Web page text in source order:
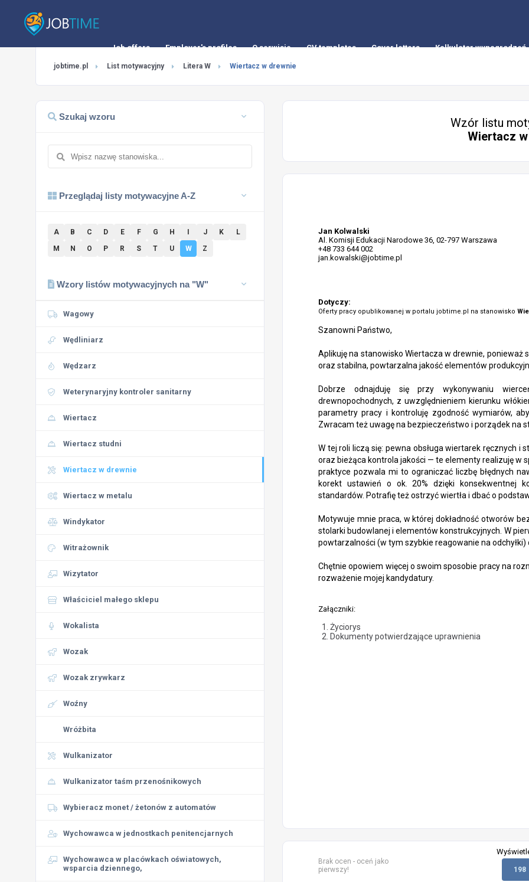
Job offers Employer's profiles O serwisie CV templates Cover letters Kalkulator wynagrodzeń
jobtime.pl List motywacyjny Litera W Wiertacz w drewnie
Szukaj wzoru
Przeglądaj listy motywacyjne A-Z
A B C D E F G H J K
L
M
N O P R S T U W Z
Wzory listów motywacyjnych na "W"
Wagowy
Wędliniarz
Wędzarz
Weterynaryjny kontroler sanitarny
Wiertacz
Wiertacz studni
Wiertacz w drewnie
Wiertacz w metalu
Windykator
Witrażownik
Wizytator
Właściciel małego sklepu
Wokalista
Wozak
Wozak zrywkarz
Woźny
Wróżbita
Wulkanizator
Wulkanizator taśm przenośnikowych
Wybieracz monet / żetonów z automatów
Wychowawca w jednostkach penitencjarnych
Wychowawca w placówkach oświatowych,
wsparcia dziennego,
Wzór listu
Wiertacz
Jan Kolwalski
Al. Komisji Edukacji Narodowe 36, 02-797 Warszawa
+48 733 644 002
jan.kowalski@jobtime.pl
Dotyczy:
Oferty pracy opublikowanej w portalu jobtime.pl na stanowisko
Szanowni Państwo,
Aplikuję na stanowisko Wiertacza w drewnie, ponieważ
oraz stabilna, powtarzalna jakość elementów
Dobrze odnajduję się przy wykonywaniu
drewnopochodnych, z uwzględnieniem kierunku
parametry pracy i kontroluję zgodność wymiarów,
Zwracam też uwagę na bezpieczeństwo i porządek na
W tej roli liczą się: pewna obsługa wiertarek ręcznych
oraz bieżąca kontrola jakości — te elementy realizuję w
praktyce pozwala mi to ograniczać liczbę błędnych
korekt ustawień o ok. 20% dzięki konsekwentnej
standardów. Potrafię też ostrzyć wiertła i dbać o
Motywuje mnie praca, w której dokładność otworów
stolarki budowlanej i elementów konstrukcyjnych. W
powtarzalności (w tym szybkie reagowanie na odchyłki)
Chętnie opowiem więcej o swoim sposobie pracy na
rozważenie mojej kandydatury.
Załączniki:
Życiorys
Dokumenty potwierdzające uprawnienia
Brak ocen - oceń jako
pierwszy!
198